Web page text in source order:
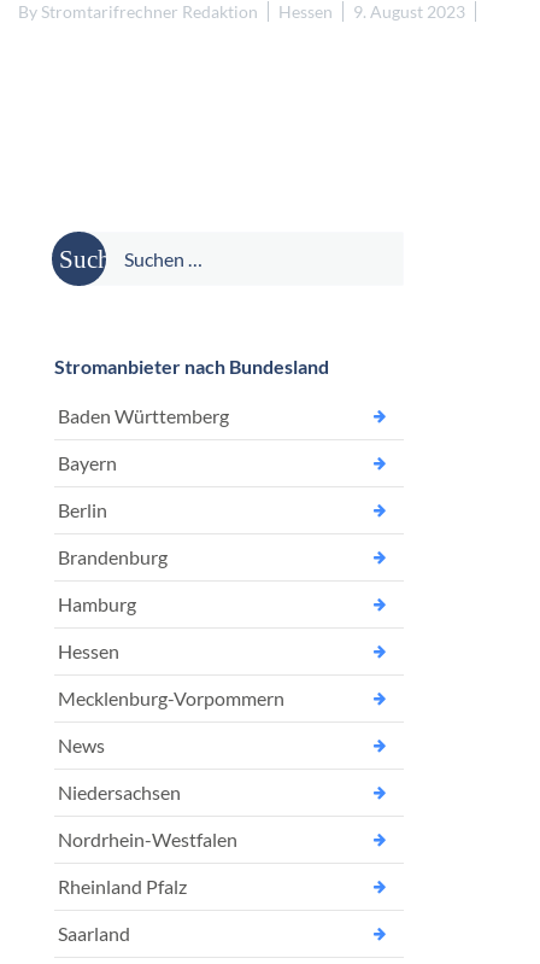
By Stromtarifrechner Redaktion Hessen 9. August 2023
Suche
nach:
Stromanbieter nach Bundesland
Baden Württemberg
Bayern
Berlin
Brandenburg
Hamburg
Hessen
Mecklenburg-Vorpommern
News
Niedersachsen
Nordrhein-Westfalen
Rheinland Pfalz
Saarland